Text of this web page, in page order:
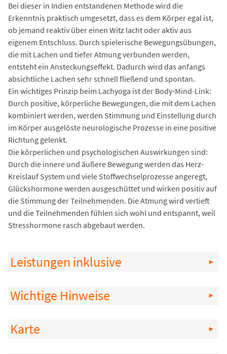
Bei dieser in Indien entstandenen Methode wird die
Erkenntnis praktisch umgesetzt, dass es dem Körper egal ist,
ob jemand reaktiv über einen Witz lacht oder aktiv aus
eigenem Entschluss. Durch spielerische Bewegungsübungen,
die mit Lachen und tiefer Atmung verbunden werden,
entsteht ein Ansteckungseffekt. Dadurch wird das anfangs
absichtliche Lachen sehr schnell fließend und spontan.
Ein wichtiges Prinzip beim Lachyoga ist der Body-Mind-Link:
Durch positive, körperliche Bewegungen, die mit dem Lachen
kombiniert werden, werden Stimmung und Einstellung durch
im Körper ausgelöste neurologische Prozesse in eine positive
Richtung gelenkt.
Die körperlichen und psychologischen Auswirkungen sind:
Durch die innere und äußere Bewegung werden das Herz-
Kreislauf System und viele Stoffwechselprozesse angeregt,
Glückshormone werden ausgeschüttet und wirken positiv auf
die Stimmung der Teilnehmenden. Die Atmung wird vertieft
und die Teilnehmenden fühlen sich wohl und entspannt, weil
Stresshormone rasch abgebaut werden.
Leistungen inklusive
Wichtige Hinweise
Karte